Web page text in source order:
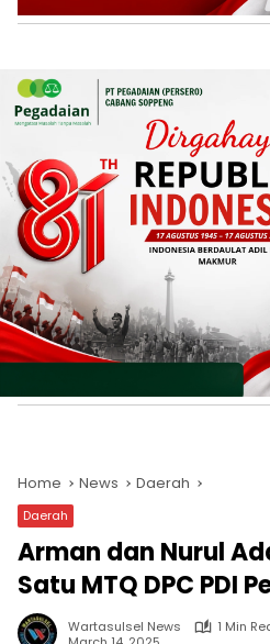
Home News Daerah
Daerah
Arman dan Nurul
Satu MTQ DPC PDI
Wartasulsel News
1 Min